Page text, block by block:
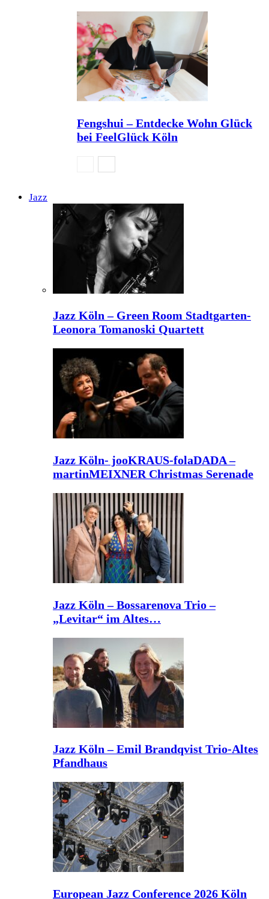
Fengshui – Entdecke Wohn Glück
bei FeelGlück Köln
Jazz
Jazz Köln – Green Room Stadtgarten-
Leonora Tomanoski Quartett
Jazz Köln- jooKRAUS-folaDADA –
martinMEIXNER Christmas Serenade
Jazz Köln – Bossarenova Trio –
„Levitar“ im Altes…
Jazz Köln – Emil Brandqvist Trio-Altes
Pfandhaus
European Jazz Conference 2026 Köln